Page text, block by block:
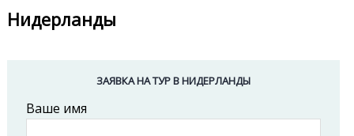
Нидерланды
ЗАЯВКА НА ТУР В НИДЕРЛАНДЫ
Ваше имя